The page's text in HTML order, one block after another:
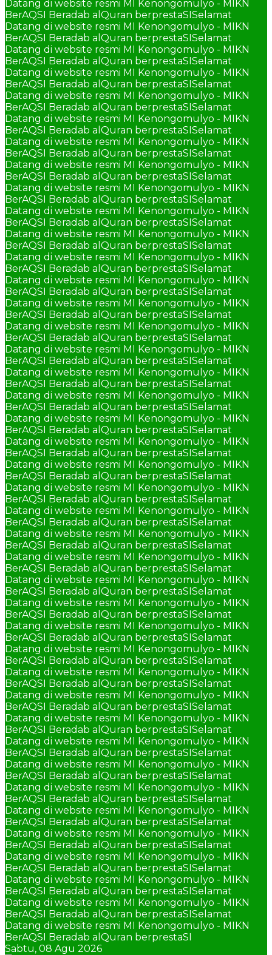
Datang di website resmi MI Kenongomulyo - MIKN
BerAQSI Beradab alQuran berprestaSISelamat
Datang di website resmi MI Kenongomulyo - MIKN
BerAQSI Beradab alQuran berprestaSISelamat
Datang di website resmi MI Kenongomulyo - MIKN
BerAQSI Beradab alQuran berprestaSISelamat
Datang di website resmi MI Kenongomulyo - MIKN
BerAQSI Beradab alQuran berprestaSISelamat
Datang di website resmi MI Kenongomulyo - MIKN
BerAQSI Beradab alQuran berprestaSISelamat
Datang di website resmi MI Kenongomulyo - MIKN
BerAQSI Beradab alQuran berprestaSISelamat
Datang di website resmi MI Kenongomulyo - MIKN
BerAQSI Beradab alQuran berprestaSISelamat
Datang di website resmi MI Kenongomulyo - MIKN
BerAQSI Beradab alQuran berprestaSISelamat
Datang di website resmi MI Kenongomulyo - MIKN
BerAQSI Beradab alQuran berprestaSISelamat
Datang di website resmi MI Kenongomulyo - MIKN
BerAQSI Beradab alQuran berprestaSISelamat
Datang di website resmi MI Kenongomulyo - MIKN
BerAQSI Beradab alQuran berprestaSISelamat
Datang di website resmi MI Kenongomulyo - MIKN
BerAQSI Beradab alQuran berprestaSISelamat
Datang di website resmi MI Kenongomulyo - MIKN
BerAQSI Beradab alQuran berprestaSISelamat
Datang di website resmi MI Kenongomulyo - MIKN
BerAQSI Beradab alQuran berprestaSISelamat
Datang di website resmi MI Kenongomulyo - MIKN
BerAQSI Beradab alQuran berprestaSISelamat
Datang di website resmi MI Kenongomulyo - MIKN
BerAQSI Beradab alQuran berprestaSISelamat
Datang di website resmi MI Kenongomulyo - MIKN
BerAQSI Beradab alQuran berprestaSISelamat
Datang di website resmi MI Kenongomulyo - MIKN
BerAQSI Beradab alQuran berprestaSISelamat
Datang di website resmi MI Kenongomulyo - MIKN
BerAQSI Beradab alQuran berprestaSISelamat
Datang di website resmi MI Kenongomulyo - MIKN
BerAQSI Beradab alQuran berprestaSISelamat
Datang di website resmi MI Kenongomulyo - MIKN
BerAQSI Beradab alQuran berprestaSISelamat
Datang di website resmi MI Kenongomulyo - MIKN
BerAQSI Beradab alQuran berprestaSISelamat
Datang di website resmi MI Kenongomulyo - MIKN
BerAQSI Beradab alQuran berprestaSISelamat
Datang di website resmi MI Kenongomulyo - MIKN
BerAQSI Beradab alQuran berprestaSISelamat
Datang di website resmi MI Kenongomulyo - MIKN
BerAQSI Beradab alQuran berprestaSISelamat
Datang di website resmi MI Kenongomulyo - MIKN
BerAQSI Beradab alQuran berprestaSISelamat
Datang di website resmi MI Kenongomulyo - MIKN
BerAQSI Beradab alQuran berprestaSISelamat
Datang di website resmi MI Kenongomulyo - MIKN
BerAQSI Beradab alQuran berprestaSISelamat
Datang di website resmi MI Kenongomulyo - MIKN
BerAQSI Beradab alQuran berprestaSISelamat
Datang di website resmi MI Kenongomulyo - MIKN
BerAQSI Beradab alQuran berprestaSISelamat
Datang di website resmi MI Kenongomulyo - MIKN
BerAQSI Beradab alQuran berprestaSISelamat
Datang di website resmi MI Kenongomulyo - MIKN
BerAQSI Beradab alQuran berprestaSISelamat
Datang di website resmi MI Kenongomulyo - MIKN
BerAQSI Beradab alQuran berprestaSISelamat
Datang di website resmi MI Kenongomulyo - MIKN
BerAQSI Beradab alQuran berprestaSISelamat
Datang di website resmi MI Kenongomulyo - MIKN
BerAQSI Beradab alQuran berprestaSISelamat
Datang di website resmi MI Kenongomulyo - MIKN
BerAQSI Beradab alQuran berprestaSISelamat
Datang di website resmi MI Kenongomulyo - MIKN
BerAQSI Beradab alQuran berprestaSISelamat
Datang di website resmi MI Kenongomulyo - MIKN
BerAQSI Beradab alQuran berprestaSISelamat
Datang di website resmi MI Kenongomulyo - MIKN
BerAQSI Beradab alQuran berprestaSISelamat
Datang di website resmi MI Kenongomulyo - MIKN
BerAQSI Beradab alQuran berprestaSISelamat
Datang di website resmi MI Kenongomulyo - MIKN
BerAQSI Beradab alQuran berprestaSI
Sabtu, 08 Agu 2026